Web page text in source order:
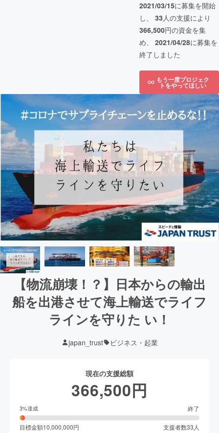
2021/03/15に募集を開始
し、 33人の支援により
366,500円の資金を集
め、 2021/04/28に募集を
終了しました
もう一度プロジェク
トをやってほしい
【物流崩壊！？】⽇本からの輸出
船を出港させて海上輸送でライフ
ラインを守りた い！
japan_trust ビジネス・起業
現在の支援総額
366,500円
3%達成 終了
目標金額10,000,000円 支援者数33 人